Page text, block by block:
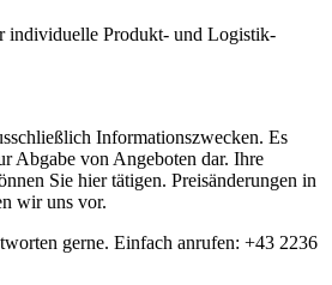
individuelle Produkt- und Logistik-
Informationszwecken. Es
Abgabe von Angeboten dar. Ihre
Sie hier tätigen. Preisänderungen in
wir uns vor.
gerne. Einfach anrufen: +43 2236